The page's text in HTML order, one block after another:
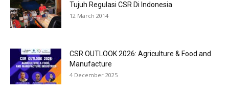
Tujuh Regulasi CSR Di Indonesia
12 March 2014
CSR OUTLOOK 2026: Agriculture & Food and
Manufacture
4 December 2025